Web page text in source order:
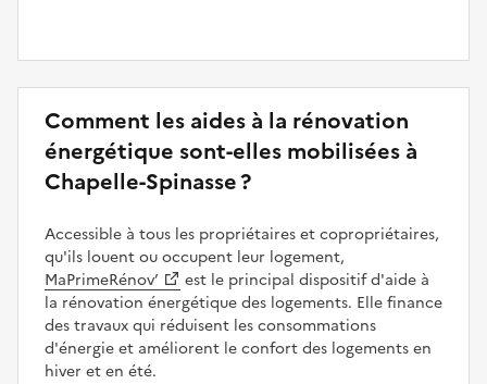
Comment les aides à la rénovation
énergétique sont-elles mobilisées à
Chapelle-Spinasse ?
Accessible à tous les propriétaires et copropriétaires,
qu'ils louent ou occupent leur logement,
MaPrimeRénov’
est le principal dispositif d'aide à
la rénovation énergétique des logements. Elle finance
des travaux qui réduisent les consommations
d'énergie et améliorent le confort des logements en
hiver et en été.